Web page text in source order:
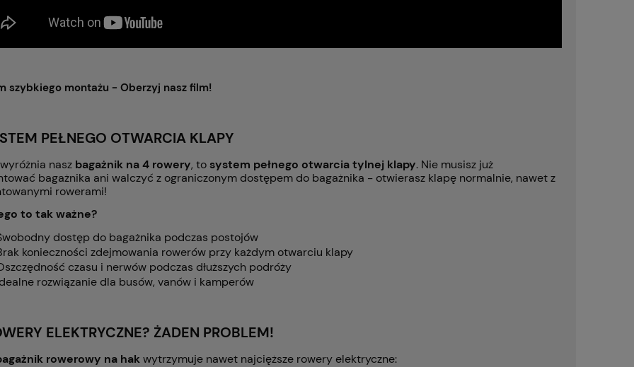
szybkiego montażu - Oberzyj nasz film!
PEŁNEGO OTWARCIA KLAPY
nasz bagażnik na 4 rowery, tosystem pełnego otwarcia tylnej klapy. Nie musisz już
bagażnika ani walczyć z ograniczonym dostępem do bagażnika - otwierasz klapę normalnie, nawet z
rowerami!
to tak ważne?
dostęp do bagażnika podczas postojów
konieczności zdejmowania rowerów przy każdym otwarciu klapy
czasu i nerwów podczas dłuższych podróży
rozwiązanie dla busów, vanów i kamperów
ELEKTRYCZNE? ŻADEN PROBLEM!
rowerowy na hakwytrzymuje nawet najcięższe rowery elektryczne: